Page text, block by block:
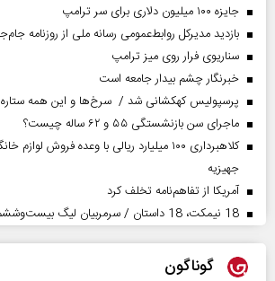
جایزه ۱۰۰ میلیون دلاری برای سر ترامپ
بازدید مدیرکل روابط‌عمومی رسانه ملی از روزنامه
سناریوی فرار روی میز ترامپ
خبرنگار چشم بیدار جامعه است
پرسپولیس کهکشانی شد / سرخ‌ها و این همه
ماجرای سن بازنشستگی ۵۵ و ۶۲ ساله چیست؟
کلاهبرداری ۱۰۰ میلیارد ریالی با وعده فروش
جهیزیه
آمریکا از تفاهم‌نامه تخلف کرد
18 نیمکت، 18 داستان / سرمربیان لیگ بیست‌وششم را بشناسید
گوناگون